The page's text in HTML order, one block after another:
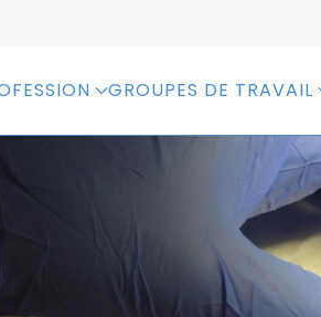
GROUPES DE TRAVAIL